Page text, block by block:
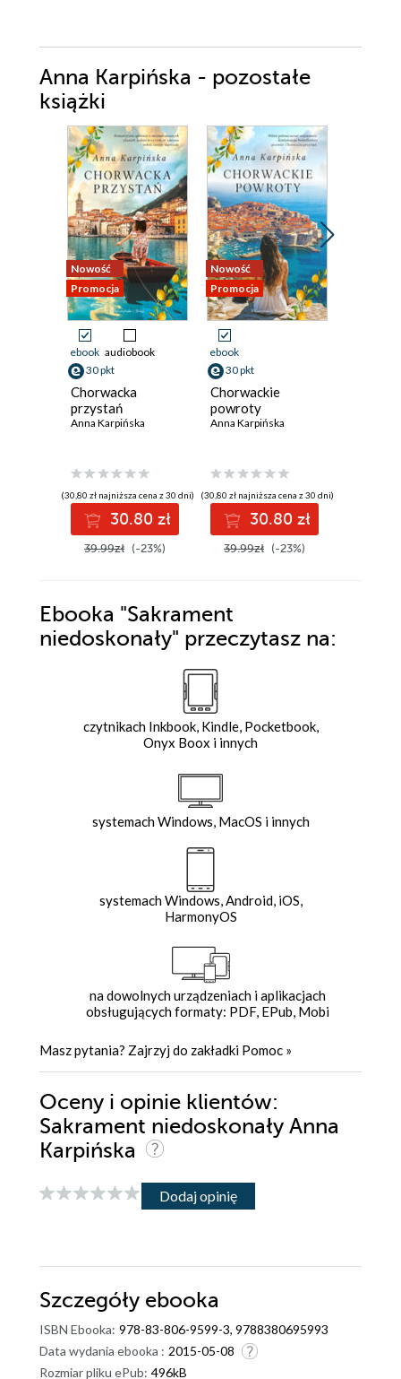
Anna Karpińska - pozostałe
książki
Nowość
Promocja
ebook audiobook
30 pkt
Chorwacka
przystań
Anna Karpińska
(30,80 zł najniższa cena z 30 dni)
30.80 zł
39.99zł (-23%)
Nowość
Promocja
ebook
30 pkt
Chorwackie
powroty
Anna Karpińska
(30,80 zł najniższa cena z 30 dni)
30.80 zł
39.99zł (-23%)
Ebooka "Sakrament
niedoskonały" przeczytasz na:
czytnikach Inkbook, Kindle, Pocketbook,
Onyx Boox i innych
systemach Windows, MacOS i innych
systemach Windows, Android, iOS,
HarmonyOS
na dowolnych urządzeniach i aplikacjach
obsługujących formaty: PDF, EPub, Mobi
Masz pytania? Zajrzyj do zakładki Pomoc »
Oceny i opinie klientów:
Sakrament niedoskonały Anna
Karpińska
Dodaj opinię
Szczegóły ebooka
ISBN Ebooka: 978-83-806-9599-3, 9788380695993
Data wydania ebooka : 2015-05-08
Rozmiar pliku ePub: 496kB